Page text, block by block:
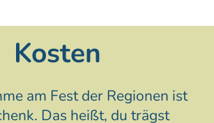
am Fest der Regionen ist
Das heißt, du trägst
Kosten